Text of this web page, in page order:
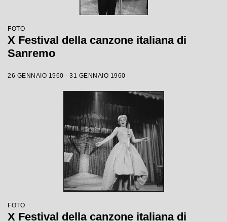
FOTO
X Festival della canzone italiana di
Sanremo
26 GENNAIO 1960 - 31 GENNAIO 1960
FOTO
X Festival della canzone italiana di